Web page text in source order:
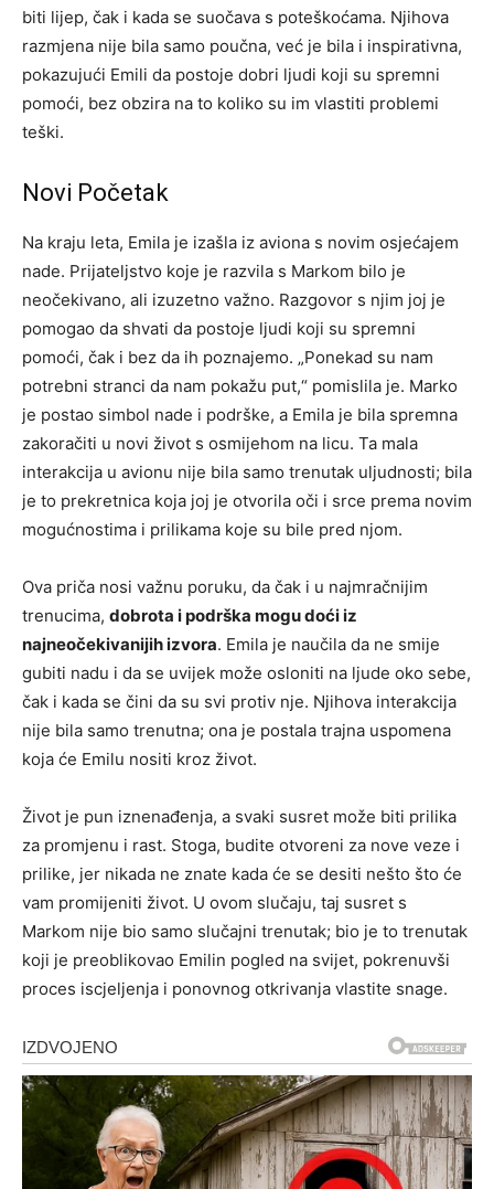
biti lijep, čak i kada se suočava s poteškoćama. Njihova
razmjena nije bila samo poučna, već je bila i inspirativna,
pokazujući Emili da postoje dobri ljudi koji su spremni
pomoći, bez obzira na to koliko su im vlastiti problemi
teški.
Novi Početak
Na kraju leta, Emila je izašla iz aviona s novim osjećajem
nade. Prijateljstvo koje je razvila s Markom bilo je
neočekivano, ali izuzetno važno. Razgovor s njim joj je
pomogao da shvati da postoje ljudi koji su spremni
pomoći, čak i bez da ih poznajemo. „Ponekad su nam
potrebni stranci da nam pokažu put,“ pomislila je. Marko
je postao simbol nade i podrške, a Emila je bila spremna
zakoračiti u novi život s osmijehom na licu. Ta mala
interakcija u avionu nije bila samo trenutak uljudnosti; bila
je to prekretnica koja joj je otvorila oči i srce prema novim
mogućnostima i prilikama koje su bile pred njom.
Ova priča nosi važnu poruku, da čak i u najmračnijim
trenucima, dobrota i podrška mogu doći iz
najneočekivanijih izvora. Emila je naučila da ne smije
gubiti nadu i da se uvijek može osloniti na ljude oko sebe,
čak i kada se čini da su svi protiv nje. Njihova interakcija
nije bila samo trenutna; ona je postala trajna uspomena
koja će Emilu nositi kroz život.
Život je pun iznenađenja, a svaki susret može biti prilika
za promjenu i rast. Stoga, budite otvoreni za nove veze i
prilike, jer nikada ne znate kada će se desiti nešto što će
vam promijeniti život. U ovom slučaju, taj susret s
Markom nije bio samo slučajni trenutak; bio je to trenutak
koji je preoblikovao Emilin pogled na svijet, pokrenuvši
proces iscjeljenja i ponovnog otkrivanja vlastite snage.